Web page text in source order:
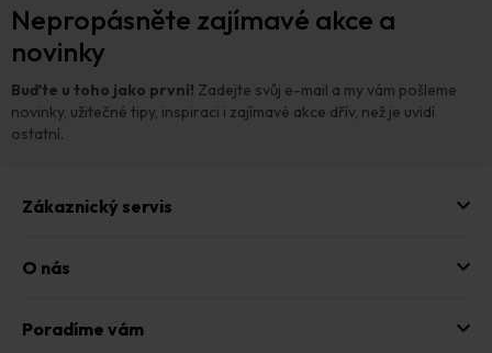
Nepropásněte zajímavé akce a
novinky
Buďte u toho jako první! Zadejte svůj e-mail a my vám pošleme
novinky, užitečné tipy, inspiraci i zajímavé akce dřív, než je uvidí
ostatní.
Zákaznický servis
O nás
Poradíme vám